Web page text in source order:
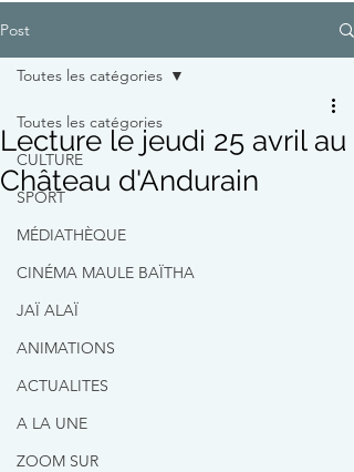
Post
Toutes les catégories
CULTURE
SPORT
MÉDIATHÈQUE
CINÉMA MAULE BAÏTHA
JAÏ ALAÏ
ANIMATIONS
ACTUALITES
A LA UNE
ZOOM SUR
Toutes les catégories
Lecture le jeudi 25 avril au
Château d'Andurain